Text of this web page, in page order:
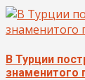
В Турции
знаменитого